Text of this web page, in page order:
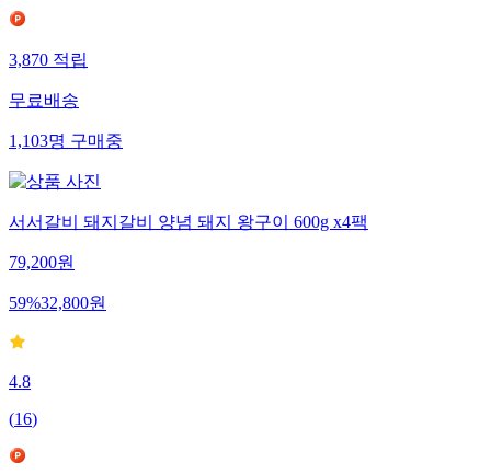
3,870적립
무료배송
1,103명구매중
서서갈비 돼지갈비 양념 돼지 왕구이 600g x4팩
79,200원
59%32,800원
4.8
(16)